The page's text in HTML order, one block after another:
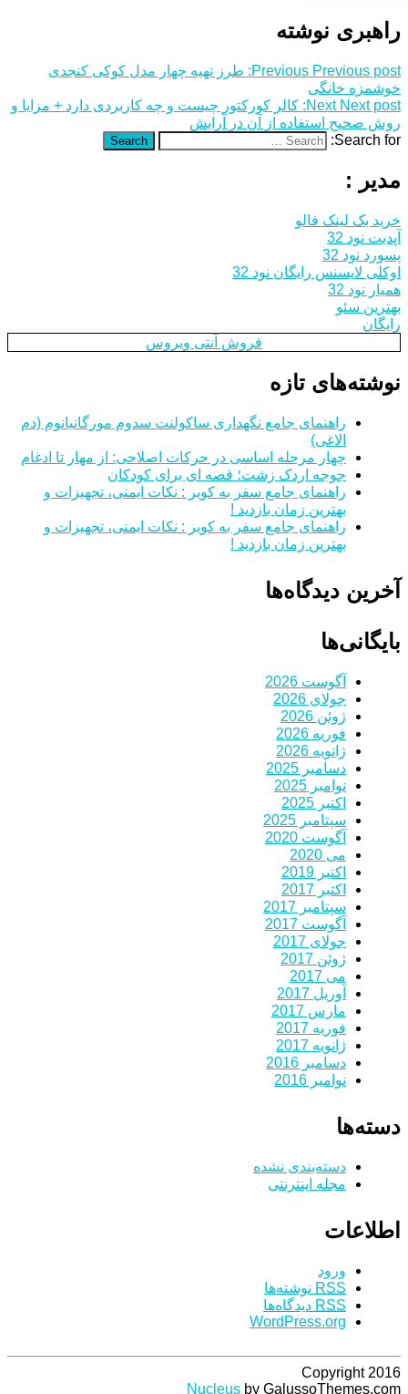
راهبری نوشته
Previous Previous post:
طرز تهیه چهار مدل کوکی کنجدی
خوشمزه خانگی
Next Next post:
کالر کورکتور چیست و چه کاربردی دارد + مزایا و
روش صحیح استفاده از آن در آرایش
Search for:
Search
مدیر :
خرید بک لینک فالو
آپدیت نود 32
پسورد نود 32
اوکلی لایسنس رایگان نود 32
همیار نود 32
بهترین سئو
رایگان
فروش آنتی ویروس
نوشته‌های تازه
راهنمای جامع نگهداری ساکولنت سدوم مورگانیانوم (دم
الاغی)
چهار مرحله اساسی در حرکات اصلاحی: از مهار تا ادغام
جوجه اردک زشت؛ قصه ای برای کودکان
راهنمای جامع سفر به کویر : نکات ایمنی، تجهیزات و
بهترین زمان بازدید !
راهنمای جامع سفر به کویر : نکات ایمنی، تجهیزات و
بهترین زمان بازدید !
آخرین دیدگاه‌ها
بایگانی‌ها
آگوست 2026
جولای 2026
ژوئن 2026
فوریه 2026
ژانویه 2026
دسامبر 2025
نوامبر 2025
اکتبر 2025
سپتامبر 2025
آگوست 2020
می 2020
اکتبر 2019
اکتبر 2017
سپتامبر 2017
آگوست 2017
جولای 2017
ژوئن 2017
می 2017
آوریل 2017
مارس 2017
فوریه 2017
ژانویه 2017
دسامبر 2016
نوامبر 2016
دسته‌ها
دسته‌بندی نشده
مجله اینترنتی
اطلاعات
ورود
RSS نوشته‌ها
RSS دیدگاه‌ها
WordPress.org
Copyright 2016
Nucleus by GalussoThemes.com